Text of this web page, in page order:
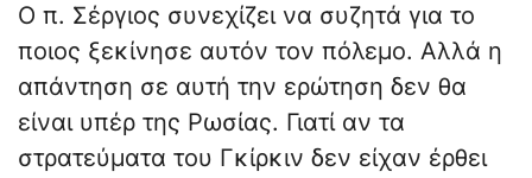
Ο π. Σέργιος συνεχίζει να συζητά για το
ποιος ξεκίνησε αυτόν τον πόλεμο. Αλλά η
απάντηση σε αυτή την ερώτηση δεν θα
είναι υπέρ της Ρωσίας. Γιατί αν τα
στρατεύματα του Γκίρκιν δεν είχαν έρθει